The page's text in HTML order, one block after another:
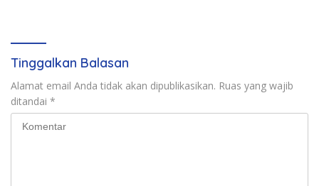
Tinggalkan Balasan
Alamat email Anda tidak akan dipublikasikan. Ruas yang wajib
ditandai *